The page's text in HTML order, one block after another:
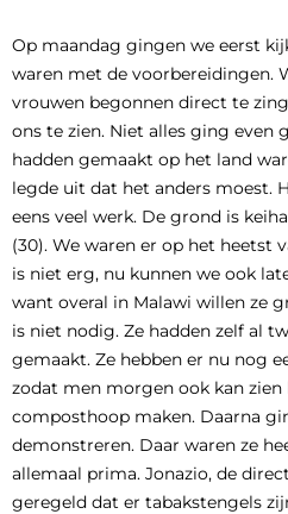
Op maandag gingen we eerst
waren met de voorbereidingen.
vrouwen begonnen direct te
ons te zien. Niet alles ging even
hadden gemaakt op het land
legde uit dat het anders moest.
eens veel werk. De grond is
(30). We waren er op het heetst
is niet erg, nu kunnen we ook
want overal in Malawi willen ze
is niet nodig. Ze hadden zelf al
gemaakt. Ze hebben er nu nog
zodat men morgen ook kan
composthoop maken. Daarna
demonstreren. Daar waren ze
allemaal prima. Jonazio, de
geregeld dat er tabakstengels